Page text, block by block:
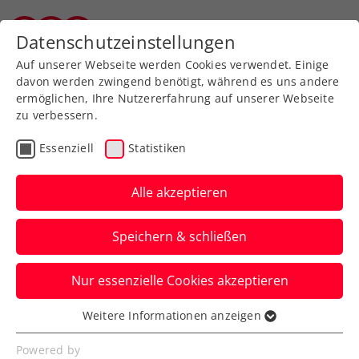
Zurück zur Newsübersicht
Ausbildung
Ski meets Tennis: Anna
Veith prominenter Gast
bei Fifteen Seconds
Sports
Die ehemalige Weltklasse-Skiläuferin tritt
Datenschutzeinstellungen
Auf unserer Webseite werden Cookies verwendet. Einige
davon werden zwingend benötigt, während es uns andere
ermöglichen, Ihre Nutzererfahrung auf unserer Webseite
zu verbessern.
Essenziell Statistiken
Alle akzeptieren
Speichern & schließen
Nur essenzielle Cookies akzeptieren
Essenziell
Essenzielle Cookies werden für grundlegende
Weitere Informationen anzeigen
Powered by